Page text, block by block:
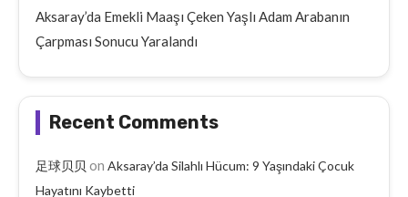
Aksaray’da Emekli Maaşı Çeken Yaşlı Adam Arabanın
Çarpması Sonucu Yaralandı
Recent Comments
足球贝贝 on Aksaray’da Silahlı Hücum: 9 Yaşındaki Çocuk
Hayatını Kaybetti